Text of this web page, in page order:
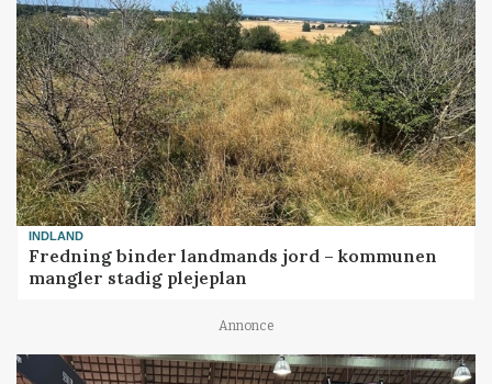
INDLAND
Fredning binder landmands jord – kommunen
mangler stadig plejeplan
Annonce